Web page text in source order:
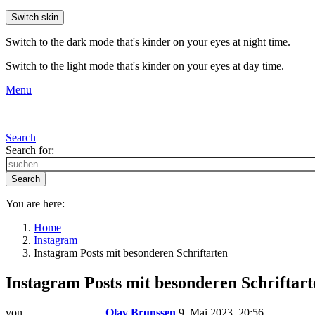
Switch skin
Switch to the dark mode that's kinder on your eyes at night time.
Switch to the light mode that's kinder on your eyes at day time.
Menu
Search
Search for:
Search
You are here:
Home
Instagram
Instagram Posts mit besonderen Schriftarten
Instagram Posts mit besonderen
von Olav Brunssen 9. Mai 2023, 20:56